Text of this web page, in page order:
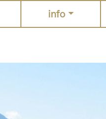
info